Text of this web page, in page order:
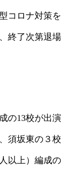
コロナ対策を
終了次第退場
の13校が出演
須坂東の３校
以上）編成の